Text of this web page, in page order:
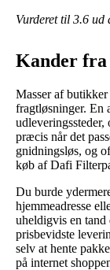
Vurderet til 3.6 ud
Kander
Masser af
fragtløsninger. En
præcis når det
gnidningsløs, og
køb af Dafi
Du burde
hjemmeadresse
uheldigvis en tand
prisbevidste
selv at hente
på internet